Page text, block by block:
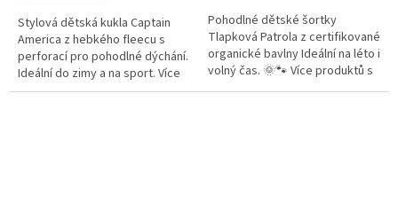
5
hvězdiček.
Stylová dětská kukla Captain
America z hebkého fleecu s
perforací pro pohodlné dýchání.
Ideální do zimy a na sport. Více
produktů s
5
hvězdiček.
Pohodlné dětské šortky
Tlapková Patrola z certifikované
organické bavlny Ideální na léto i
volný čas. 🌞🐾 Více produktů s
motivem 👉 TLAPKOVÉ